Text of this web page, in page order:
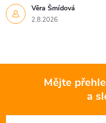
Věra Šmídová
2.8.2026
Mějte
a